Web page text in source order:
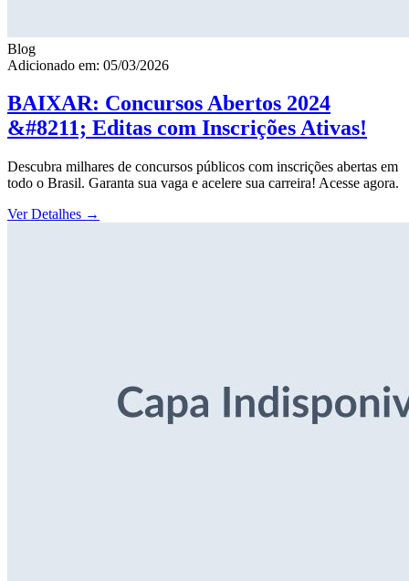
Blog
Adicionado em: 05/03/2026
BAIXAR: Concursos Abertos 2024
&#8211; Editas com Inscrições Ativas!
Descubra milhares de concursos públicos com inscrições abertas em
todo o Brasil. Garanta sua vaga e acelere sua carreira! Acesse agora.
Ver Detalhes →